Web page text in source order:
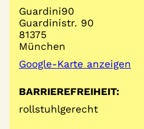
Guardini90
Guardinistr. 90
81375
München
Google-Karte anzeigen
BARRIEREFREIHEIT:
rollstuhlgerecht